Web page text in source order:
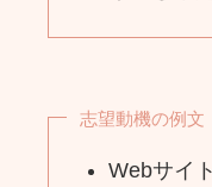
志望動機の例文
Webサイ